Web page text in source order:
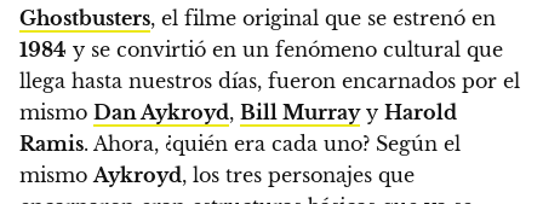
Ghostbusters, el filme original que se estrenó en
1984 y se convirtió en un fenómeno cultural que
llega hasta nuestros días, fueron encarnados por el
mismo Dan Aykroyd, Bill Murrayy Harold
Ramis. Ahora, ¿quién era cada uno? Según el
mismo Aykroyd, los tres personajes que